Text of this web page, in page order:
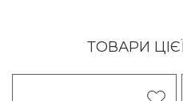
ТОВАРИ